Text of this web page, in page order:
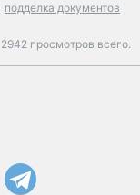
подделка документов
2942 просмотров всего.